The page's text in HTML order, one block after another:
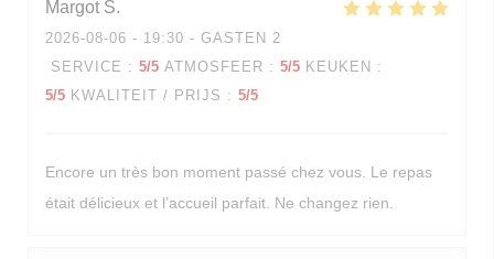
Margot S
2026-08-06 - 19:30 - GASTEN 2
SERVICE : 5/5 ATMOSFEER : 5/5 KEUKEN :
5/5 KWALITEIT / PRIJS : 5/5
Encore un très bon moment passé chez vous. Le repas
était délicieux et l’accueil parfait. Ne changez rien.